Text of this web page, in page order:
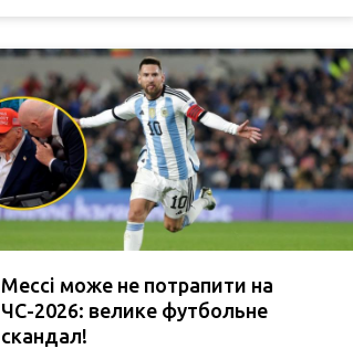
Мессі може не потрапити на
ЧС-2026: велике футбольне
скандал!